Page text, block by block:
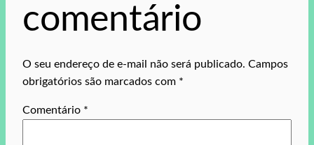
comentário
O seu endereço de e-mail não será publicado. Campos
obrigatórios são marcados com *
Comentário *